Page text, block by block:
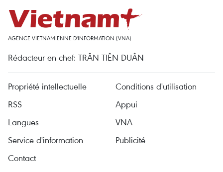
AGENCE VIETNAMIENNE D'INFORMATION (VNA)
Rédacteur en chef: TRÂN TIÊN DUÂN
Propriété intellectuelle
Conditions d'utilisation
RSS
Appui
Langues
VNA
Service d'information
Publicité
Contact